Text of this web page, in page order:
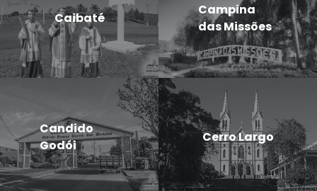
Caibaté
Campina
das Missões
Candido
Godói
Cerro Largo